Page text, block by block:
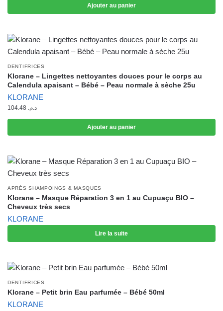
Ajouter au panier
DENTIFRICES
Klorane – Lingettes nettoyantes douces pour le corps au
Calendula apaisant – Bébé – Peau normale à sèche 25u
KLORANE
د.م.
Ajouter au panier
APRÈS SHAMPOINGS & MASQUES
Klorane – Masque Réparation 3 en 1 au Cupuaçu BIO –
Cheveux très secs
KLORANE
Lire la suite
DENTIFRICES
Klorane – Petit brin Eau parfumée – Bébé 50ml
KLORANE